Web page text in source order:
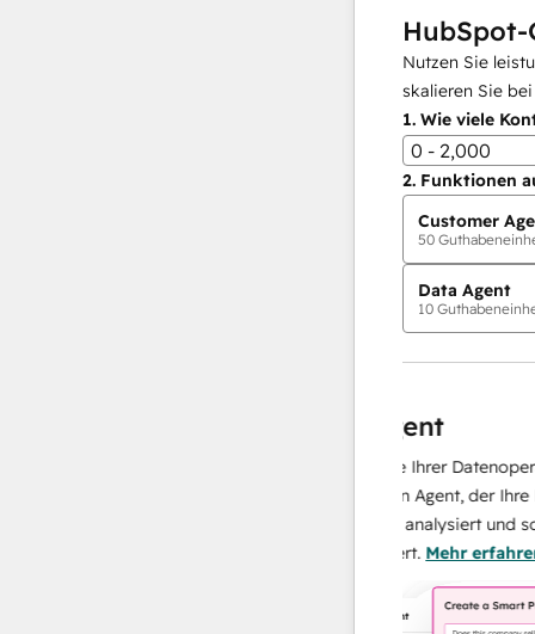
HubSpot-
Nutzen Sie
skalieren Sie
1. Wie viele
0 - 2,000
2. Funktionen
Customer
50
Data Agent
10
Data Agent
Skalieren Sie Ihrer
KI-gestützten Agent, der Ihre
recherchiert, analysiert und
Mehr erfahren